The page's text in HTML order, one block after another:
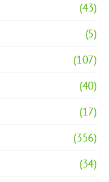
(43)
(5)
(107)
(40)
(17)
(356)
(34)